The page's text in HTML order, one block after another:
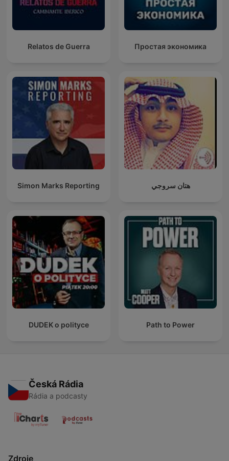
Relatos de Guerra Простая экономика
Simon Marks Reporting هتان سروجي
DUDEK o polityce Path to Power
Česká Rádia
Rádia a podcasty
Zdroje